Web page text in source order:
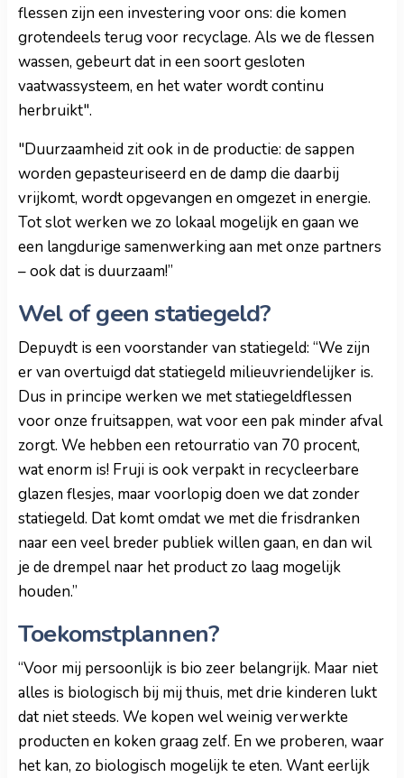
flessen zijn een investering voor ons: die komen
grotendeels terug voor recyclage. Als we de flessen
wassen, gebeurt dat in een soort gesloten
vaatwassysteem, en het water wordt continu
herbruikt".
"Duurzaamheid zit ook in de productie: de sappen
worden gepasteuriseerd en de damp die daarbij
vrijkomt, wordt opgevangen en omgezet in energie.
Tot slot werken we zo lokaal mogelijk en gaan we
een langdurige samenwerking aan met onze partners
– ook dat is duurzaam!”
Wel of geen statiegeld?
Depuydt is een voorstander van statiegeld: “We zijn
er van overtuigd dat statiegeld milieuvriendelijker is.
Dus in principe werken we met statiegeldflessen
voor onze fruitsappen, wat voor een pak minder afval
zorgt. We hebben een retourratio van 70 procent,
wat enorm is! Fruji is ook verpakt in recycleerbare
glazen flesjes, maar voorlopig doen we dat zonder
statiegeld. Dat komt omdat we met die frisdranken
naar een veel breder publiek willen gaan, en dan wil
je de drempel naar het product zo laag mogelijk
houden.”
Toekomstplannen?
“Voor mij persoonlijk is bio zeer belangrijk. Maar niet
alles is biologisch bij mij thuis, met drie kinderen lukt
dat niet steeds. We kopen wel weinig verwerkte
producten en koken graag zelf. En we proberen, waar
het kan, zo biologisch mogelijk te eten. Want eerlijk